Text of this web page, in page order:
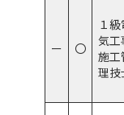
ー 〇
１
気工
施工
理技